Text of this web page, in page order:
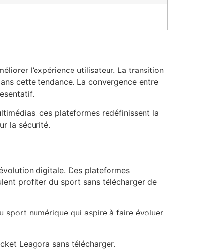
l’expérience utilisateur. La transition
cette tendance. La convergence entre
ces plateformes redéfinissent la
la sécurité.
digitale. Des plateformes
profiter du sport sans télécharger de
sport numérique qui aspire à faire évoluer
Leagora sans télécharger.